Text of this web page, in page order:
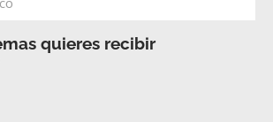
quieres recibir